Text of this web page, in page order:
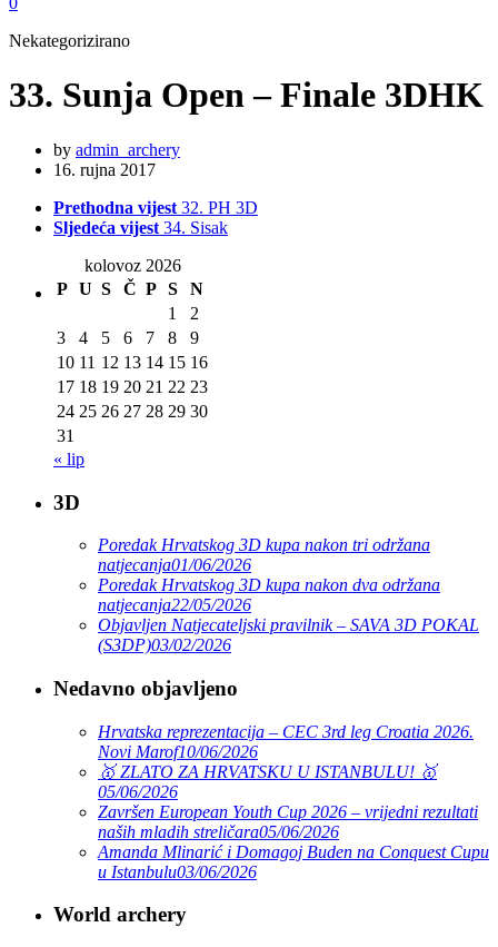
Nekategorizirano
33. Sunja Open – Finale 3DHK
by admin_archery
16. rujna 2017
Prethodna vijest 32. PH 3D
Sljedeća vijest 34. Sisak
kolovoz 2026
P U S Č P S
N
1
2
3
4 5 6 7 8
9
10 11 12 13 14 15 16
17 18 19 20 21 22 23
24 25 26 27 28 29 30
31
« lip
3D
Poredak Hrvatskog 3D kupa nakon tri održana
natjecanja01/06/2026
Poredak Hrvatskog 3D kupa nakon dva održana
natjecanja22/05/2026
Objavljen Natjecateljski pravilnik – SAVA 3D POKAL
(S3DP)03/02/2026
Nedavno objavljeno
Hrvatska reprezentacija – CEC 3rd leg Croatia 2026.
Novi Marof10/06/2026
🥇 ZLATO ZA HRVATSKU U ISTANBULU! 🥇
05/06/2026
Završen European Youth Cup 2026 – vrijedni rezultati
naših mladih streličara05/06/2026
Amanda Mlinarić i Domagoj Buden na Conquest Cupu
u Istanbulu03/06/2026
World archery